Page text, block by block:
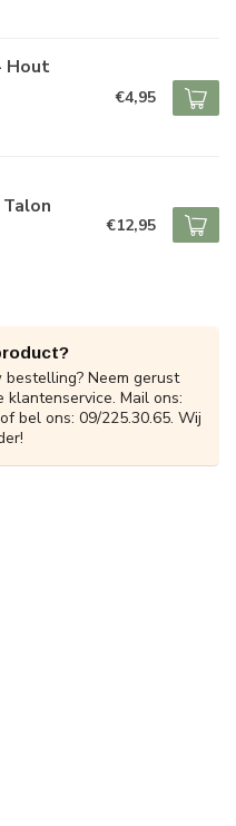
Hout
€4,95
€12,95
Neem gerust
Mail ons:
of bel ons: 09/225.30.65. Wij